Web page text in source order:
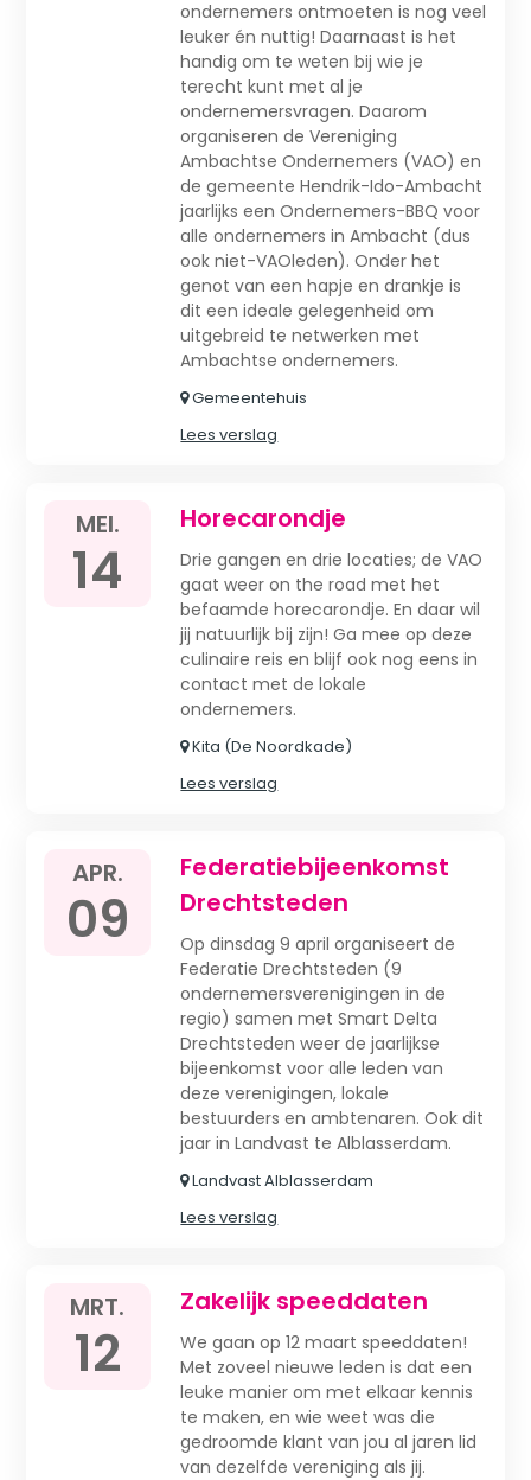
ondernemers ontmoeten is nog veel
leuker én nuttig! Daarnaast is het
handig om te weten bij wie je
terecht kunt met al je
ondernemersvragen. Daarom
organiseren de Vereniging
Ambachtse Ondernemers (VAO) en
de gemeente Hendrik-Ido-Ambacht
jaarlijks een Ondernemers-BBQ voor
alle ondernemers in Ambacht (dus
ook niet-VAOleden). Onder het
genot van een hapje en drankje is
dit een ideale gelegenheid om
uitgebreid te netwerken met
Ambachtse ondernemers.
Gemeentehuis
Lees verslag
MEI.
14
Horecarondje
Drie gangen en drie locaties; de VAO
gaat weer on the road met het
befaamde horecarondje. En daar wil
jij natuurlijk bij zijn! Ga mee op deze
culinaire reis en blijf ook nog eens in
contact met de lokale
ondernemers.
Kita (De Noordkade)
Lees verslag
APR.
09
Federatiebijeenkomst
Drechtsteden
Op dinsdag 9 april organiseert de
Federatie Drechtsteden (9
ondernemersverenigingen in de
regio) samen met Smart Delta
Drechtsteden weer de jaarlijkse
bijeenkomst voor alle leden van
deze verenigingen, lokale
bestuurders en ambtenaren. Ook dit
jaar in Landvast te Alblasserdam.
Landvast Alblasserdam
Lees verslag
MRT.
12
Zakelijk speeddaten
We gaan op 12 maart speeddaten!
Met zoveel nieuwe leden is dat een
leuke manier om met elkaar kennis
te maken, en wie weet was die
gedroomde klant van jou al jaren lid
van dezelfde vereniging als jij.